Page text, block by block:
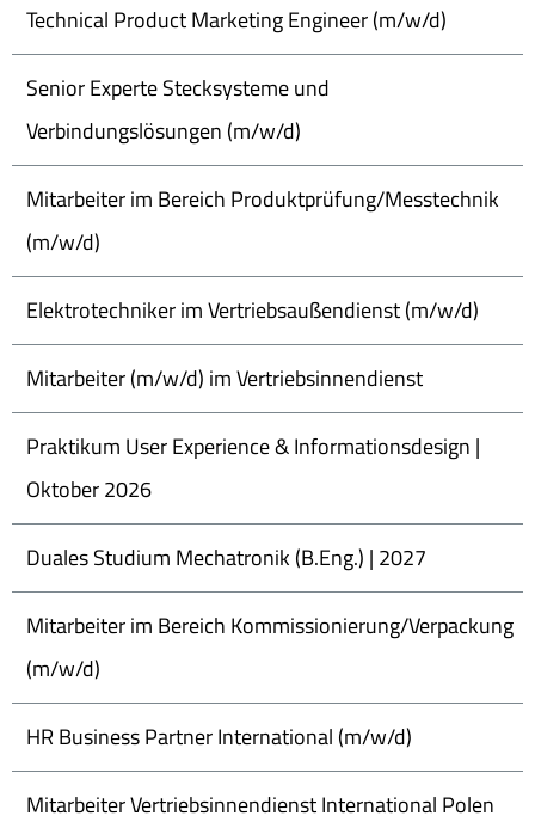
Technical Product Marketing Engineer (m/w/d)
Senior Experte Stecksysteme und
Verbindungslösungen (m/w/d)
Mitarbeiter im Bereich Produktprüfung/Messtechnik
(m/w/d)
Elektrotechniker im Vertriebsaußendienst (m/w/d)
Mitarbeiter (m/w/d) im Vertriebsinnendienst
Praktikum User Experience & Informationsdesign |
Oktober 2026
Duales Studium Mechatronik (B.Eng.) | 2027
Mitarbeiter im Bereich Kommissionierung/Verpackung
(m/w/d)
HR Business Partner International (m/w/d)
Mitarbeiter Vertriebsinnendienst International Polen